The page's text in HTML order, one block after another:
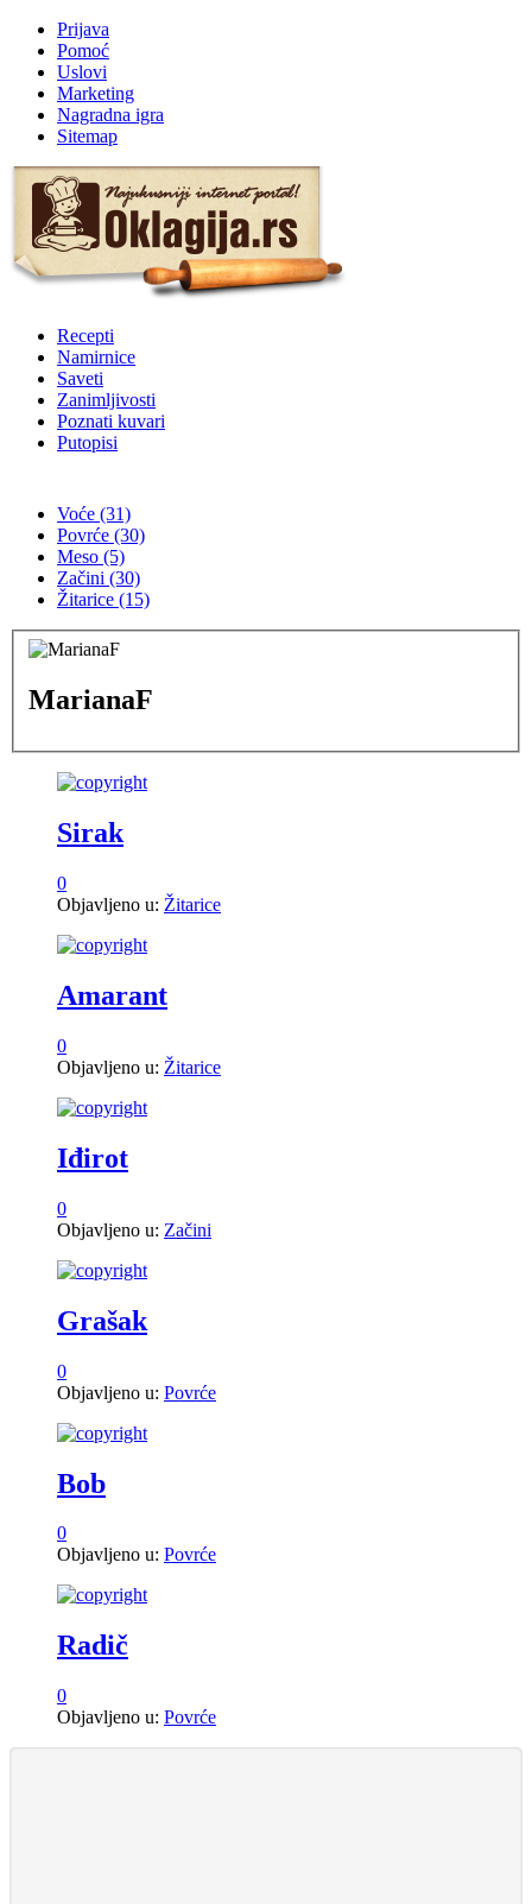
Prijava
Pomoć
Uslovi
Marketing
Nagradna igra
Sitemap
Recepti
Namirnice
Saveti
Zanimljivosti
Poznati kuvari
Putopisi
Voće (31)
Povrće (30)
Meso (5)
Začini (30)
Žitarice (15)
MarianaF
Sirak
0
Objavljeno u: Žitarice
Amarant
0
Objavljeno u: Žitarice
Iđirot
0
Objavljeno u: Začini
Grašak
0
Objavljeno u: Povrće
Bob
0
Objavljeno u: Povrće
Radič
0
Objavljeno u: Povrće